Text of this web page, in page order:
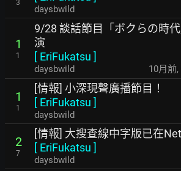
3
daysbwild
1
1
9/28 談話節目「ボクらの時
演
[ EriFukatsu ]
daysbwild 10月前,
1
1
[情報] 小深現聲廣播節目！
[ EriFukatsu ]
daysbwild
2
7
[情報] 大搜查線中字版已在
[ EriFukatsu ]
daysbwild